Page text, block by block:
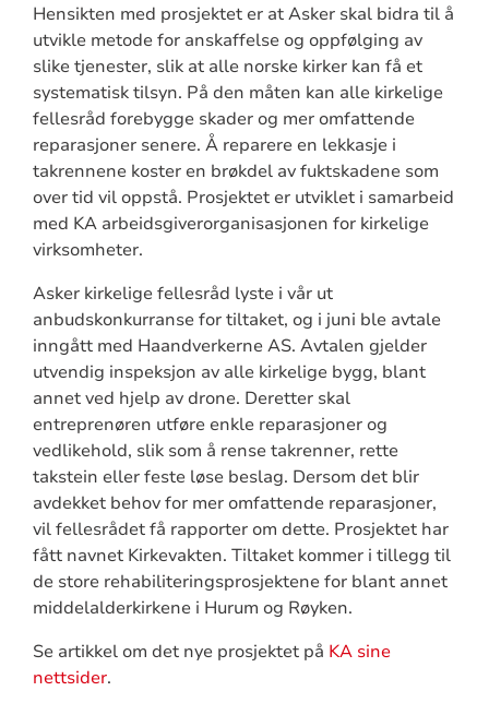
Hensikten med prosjektet er at Asker skal bidra til å
utvikle metode for anskaffelse og oppfølging av
slike tjenester, slik at alle norske kirker kan få et
systematisk tilsyn. På den måten kan alle kirkelige
fellesråd forebygge skader og mer omfattende
reparasjoner senere. Å reparere en lekkasje i
takrennene koster en brøkdel av fuktskadene som
over tid vil oppstå. Prosjektet er utviklet i samarbeid
med KA arbeidsgiverorganisasjonen for kirkelige
virksomheter.
Asker kirkelige fellesråd lyste i vår ut
anbudskonkurranse for tiltaket, og i juni ble avtale
inngått med Haandverkerne AS. Avtalen gjelder
utvendig inspeksjon av alle kirkelige bygg, blant
annet ved hjelp av drone. Deretter skal
entreprenøren utføre enkle reparasjoner og
vedlikehold, slik som å rense takrenner, rette
takstein eller feste løse beslag. Dersom det blir
avdekket behov for mer omfattende reparasjoner,
vil fellesrådet få rapporter om dette. Prosjektet har
fått navnet Kirkevakten. Tiltaket kommer i tillegg til
de store rehabiliteringsprosjektene for blant annet
middelalderkirkene i Hurum og Røyken.
Se artikkel om det nye prosjektet på KA sine
nettsider.